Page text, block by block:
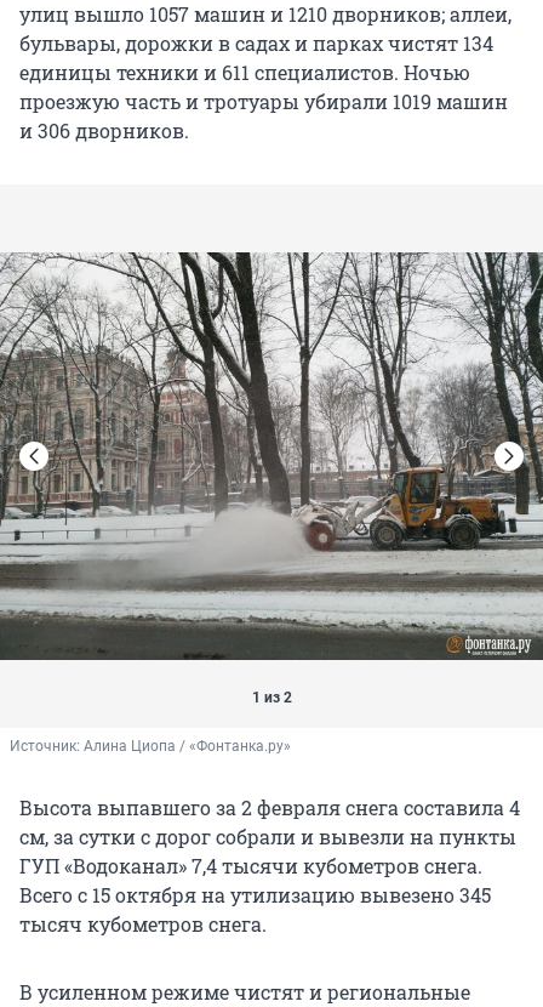
улиц вышло 1057 машин и 1210 дворников; аллеи,
бульвары, дорожки в садах и парках чистят 134
единицы техники и 611 специалистов. Ночью
проезжую часть и тротуары убирали 1019 машин
и 306 дворников.
1 из 2
Источник: Алина Циопа / «Фонтанка.ру»
Высота выпавшего за 2 февраля снега составила 4
см, за сутки с дорог собрали и вывезли на пункты
ГУП «Водоканал» 7,4 тысячи кубометров снега.
Всего с 15 октября на утилизацию вывезено 345
тысяч кубометров снега.
В усиленном режиме чистят и региональные